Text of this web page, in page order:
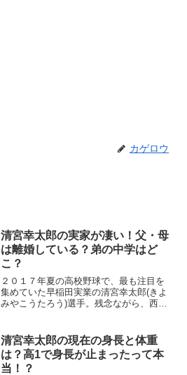
カゲロウ
清宮幸太郎の実家が凄い！父・母
は離婚している？弟の中学はど
こ？
２０１７年夏の高校野球で、最も注目を
集めていた早稲田実業の清宮幸太郎(きよ
みやこうたろう)選手。残念ながら、西東
ました。今回は、怪物・清宮選手のルー
ツである家族について...
清宮幸太郎の現在の身長と体重
は？高1で身長が止まったって本
当！？